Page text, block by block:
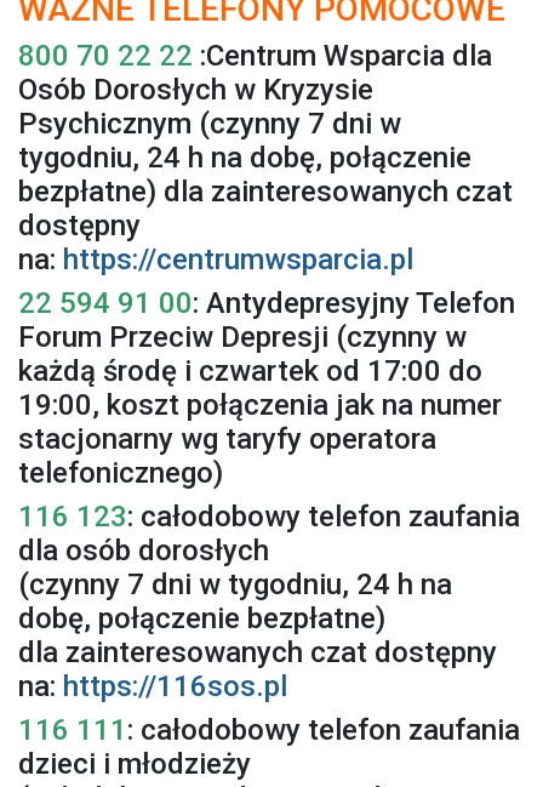
WAŻNE TELEFONY POMOCOWE
800 70 22 22 :Centrum Wsparcia dla
Osób Dorosłych w Kryzysie
Psychicznym (czynny 7 dni w
tygodniu, 24 h na dobę, połączenie
bezpłatne) dla zainteresowanych czat
dostępny
na: https://centrumwsparcia.pl
22 594 91 00: Antydepresyjny Telefon
Forum Przeciw Depresji (czynny w
każdą środę i czwartek od 17:00 do
19:00, koszt połączenia jak na numer
stacjonarny wg taryfy operatora
telefonicznego)
116 123: całodobowy telefon zaufania
dla osób dorosłych
(czynny 7 dni w tygodniu, 24 h na
dobę, połączenie bezpłatne)
dla zainteresowanych czat dostępny
na: https://116sos.pl
116 111 : całodobowy telefon zaufania
dzieci i młodzieży